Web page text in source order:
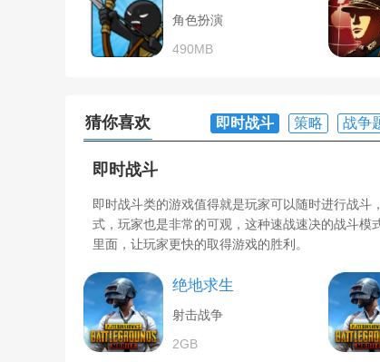
角色扮演
490MB
猜你喜欢 即时战斗 策略 战争
即时战斗
即时战斗类的游戏值得就是玩家可以随时进行战
式，玩家也是非常的可观，这种速战速决的战斗
里面，让玩家更快的取得游戏的胜利。
绝地求生
射击战争
2GB